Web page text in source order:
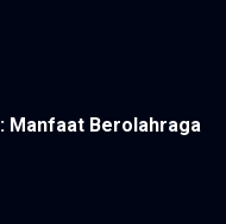
Manfaat Berolahraga